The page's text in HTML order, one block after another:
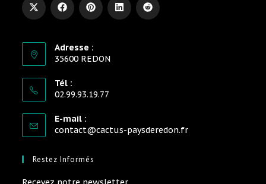
Adresse :
35600 REDON
Tél :
02.99.93.19.77
E-mail :
contact@cactus-paysderedon.fr
Restez Informés